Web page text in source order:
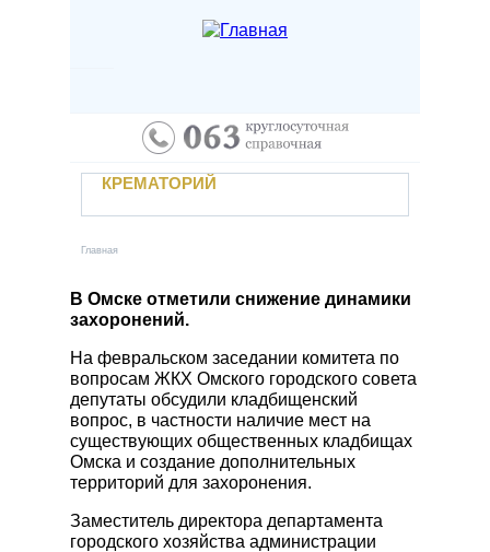
Крематорий
Если случилась беда
Отзывы
Контакты
Новости
Учебный центр
Вакансии
Электронный паспорт захоронения
Личный кабинет
Заказать услугу
Вы здесь
Главная
КРЕМАТОРИЙ
Кремация
Залы прощания
Поминальные трапезные
Автотранспорт предприятия
Уход за местами захоронений
Прижизненный договор
ПРИНАДЛЕЖНОСТЕЙ
В Омске отметили снижение динамики
захоронений.
На февральском заседании комитета по
вопросам ЖКХ Омского городского совета
депутаты обсудили кладбищенский
вопрос, в частности наличие мест на
существующих общественных кладбищах
Омска и создание дополнительных
территорий для захоронения.
Заместитель директора департамента
городского хозяйства администрации